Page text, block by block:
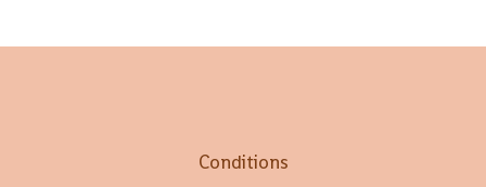
Conditions